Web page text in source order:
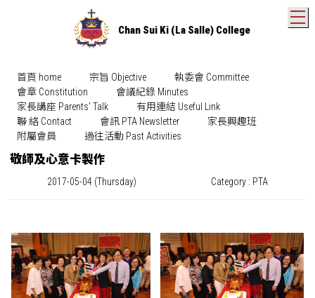
Chan Sui Ki (La Salle) College
首頁 home 宗旨 Objective
執委會 Committee
會章 Constitution
會議紀錄 Minutes
家長講座 Parents' Talk
有用連結 Useful Link
聯 絡 Contact
會訊 PTA Newsletter
家長興趣班
附屬會員
過往活動 Past Activities
敬師及心意卡製作
2017-05-04 (Thursday) Category : PTA